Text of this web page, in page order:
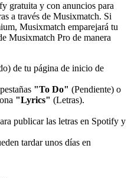
gratuita y con anuncios para
a través de Musixmatch. Si
Musixmatch emparejará tu
Musixmatch Pro de manera
de tu página de inicio de
"To Do" (Pendiente) o
"Lyrics" (Letras).
publicar las letras en Spotify y
tardar unos días en